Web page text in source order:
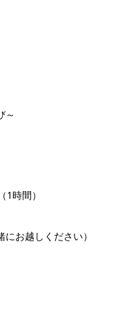
～
時間）
お越しください）